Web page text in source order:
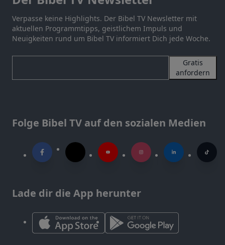
Verpasse keine Highlights. Der Bibel TV Newsletter mit
aktuellen Programmtipps, geistlichem Impuls und
Neuigkeiten rund um Bibel TV informiert Dich jede Woche.
Gratis
anfordern
Folge Bibel TV auf den sozialen Medien
Lade dir die App herunter